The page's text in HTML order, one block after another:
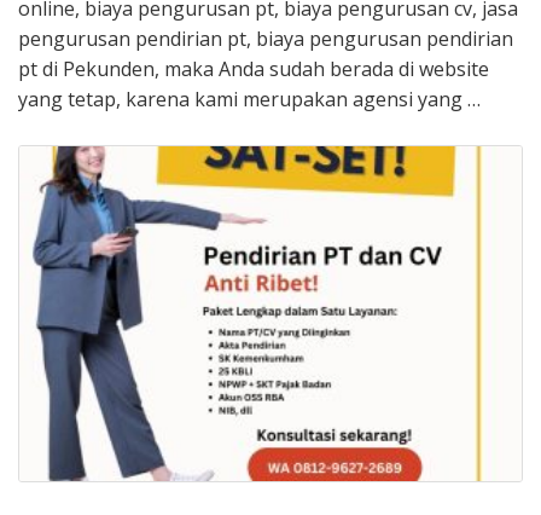
online, biaya pengurusan pt, biaya pengurusan cv, jasa
pengurusan pendirian pt, biaya pengurusan pendirian
pt di Pekunden, maka Anda sudah berada di website
yang tetap, karena kami merupakan agensi yang …